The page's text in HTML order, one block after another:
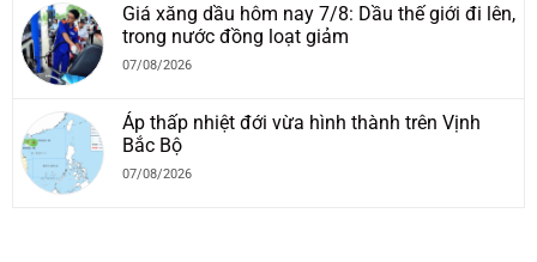
Giá xăng dầu hôm nay 7/8: Dầu thế giới đi lên,
trong nước đồng loạt giảm
07/08/2026
Áp thấp nhiệt đới vừa hình thành trên Vịnh
Bắc Bộ
07/08/2026